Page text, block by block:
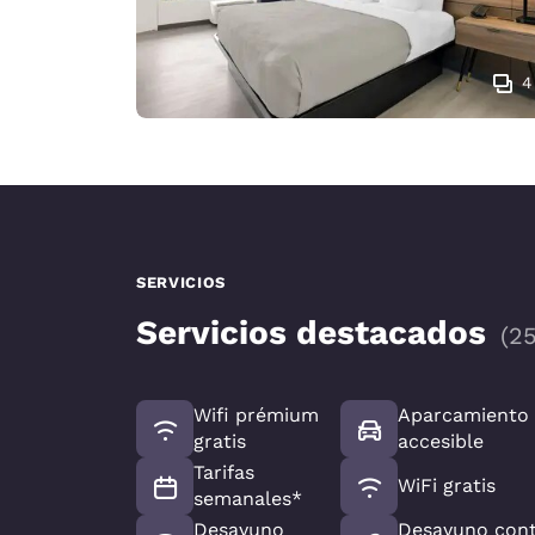
4
SERVICIOS
Servicios destacados (
Wifi prémium
gratis
Tarifas
semanales*
Desayuno
Aparcamiento
accesible
WiFi gratis
Desayuno